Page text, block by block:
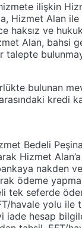
ilişkin
Hizmet Alan
haksız ve
Alan, bahsi
talepte
bulunan
kredi
Bedeli
Hizmet
nakden
ödeme
tek seferde
havale yolu ile
iade hesap